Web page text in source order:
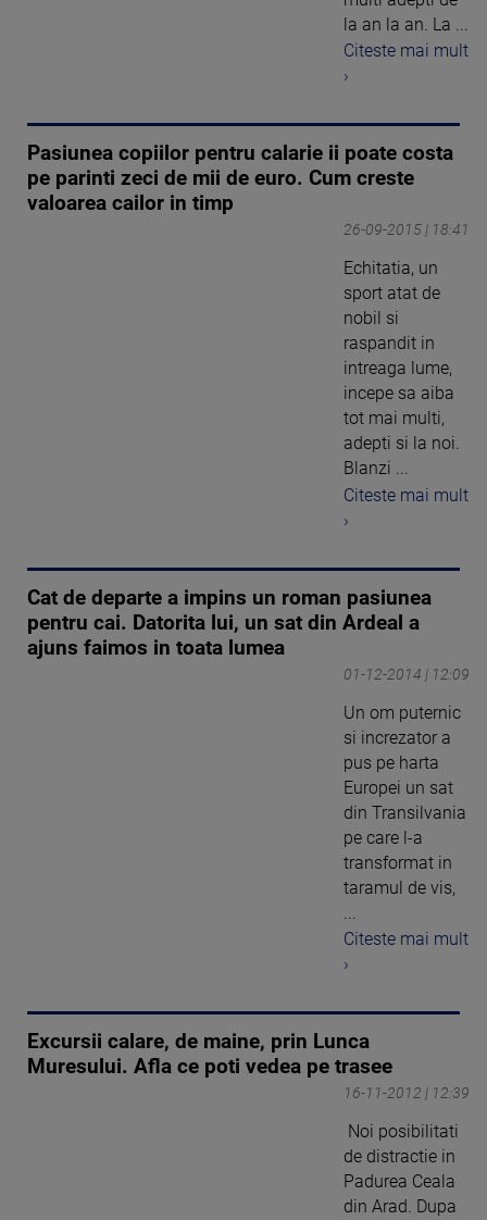
la an la an. La ...
Citeste mai mult
›
Pasiunea copiilor pentru calarie ii poate costa
pe parinti zeci de mii de euro. Cum creste
valoarea cailor in timp
26-09-2015 | 18:41
Echitatia, un
sport atat de
nobil si
raspandit in
intreaga lume,
incepe sa aiba
tot mai multi,
adepti si la noi.
Blanzi ...
Citeste mai mult
›
Cat de departe a impins un roman pasiunea
pentru cai. Datorita lui, un sat din Ardeal a
ajuns faimos in toata lumea
01-12-2014 | 12:09
Un om puternic
si increzator a
pus pe harta
Europei un sat
din Transilvania
pe care l-a
transformat in
taramul de vis,
Citeste mai mult
›
Excursii calare, de maine, prin Lunca
Muresului. Afla ce poti vedea pe trasee
16-11-2012 | 12:39
Noi posibilitati
de distractie in
Padurea Ceala
din Arad. Dupa